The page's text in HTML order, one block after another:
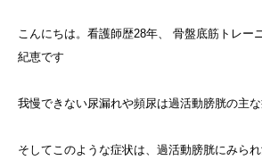
こんにちは。看護師歴28年、 骨盤底筋トレー
紀恵です
我慢できない尿漏れや頻尿は過活動膀胱の主な
そしてこのような症状は、過活動膀胱にみら